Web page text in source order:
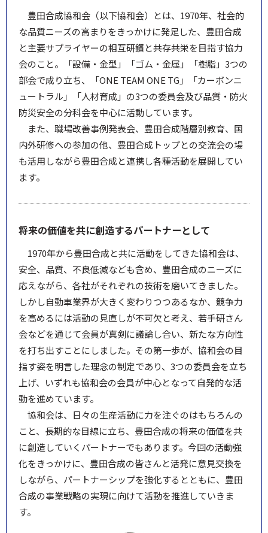
豊田合成協和会（以下協和会）とは、1970年、社会的
な品質ニーズの高まりをきっかけに発足した、豊田合成
と主要サプライヤーの相互研鑽と共存共栄を目指す協力
会のこと。「設備・金型」「ゴム・金属」「樹脂」3つの
部会で成り立ち、「ONE TEAM ONE TG」「カーボンニ
ュートラル」「人材育成」の3つの委員会及び品質・防火
防災安全の分科会を中心に活動しています。
また、職場改善事例発表会、豊田合成階層別教育、国
内外研修への参加の他、豊田合成トップとの交流会の場
も活用しながら豊田合成と連携し各種活動を展開してい
ます。
将来の価値を共に創造するパートナーとして
1970年から豊田合成と共に活動をしてきた協和会は、
安全、品質、不良低減なども含め、豊田合成のニーズに
応えながら、各社がそれぞれの技術を磨いてきました。
しかし自動車業界が大きく変わりつつあるなか、競争力
を高めるには活動の見直しが不可欠と考え、若手研さん
会などを通じて会員が真剣に議論し合い、新たな方向性
を打ち出すことにしました。その第一歩が、協和会の目
指す姿を明言した理念の制定であり、3つの委員会を立ち
上げ、いずれも協和会の会員が中心となって自発的な活
動を進めています。
協和会は、日々の生産活動に力を注ぐのはもちろんの
こと、長期的な目線に立ち、豊田合成の将来の価値を共
に創造していくパートナーでもあります。今回の活動強
化をきっかけに、豊田合成の皆さんと活発に意見交換を
しながら、パートナーシップを強化するとともに、豊田
合成の事業戦略の実現に向けて活動を推進していきま
す。